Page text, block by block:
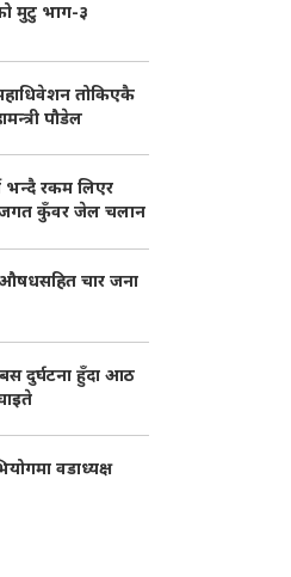
मुटु भाग-३
तोकिएकै
पौडेल
भन्दै रकम लिएर
जगत कुँवर जेल चलान
चार जना
दुर्घटना हुँदा आठ
वडाध्यक्ष